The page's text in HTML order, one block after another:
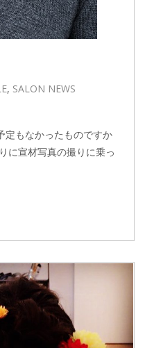
, SALON NEWS
定もなかったものですか
に宣材写真の撮りに乗っ